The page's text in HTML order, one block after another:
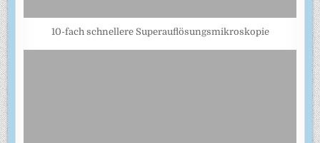
10-fach schnellere Superauflösungsmikroskopie